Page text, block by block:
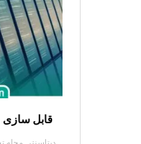
قابل